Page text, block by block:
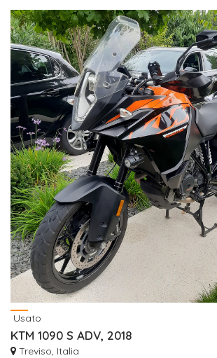
Usato
KTM 1090 S ADV, 2018
Treviso, Italia